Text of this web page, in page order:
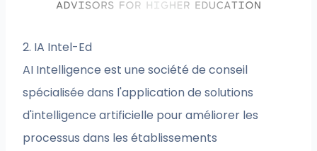
2. IA Intel-Ed
AI Intelligence est une société de conseil
spécialisée dans l'application de solutions
d'intelligence artificielle pour améliorer les
processus dans les établissements